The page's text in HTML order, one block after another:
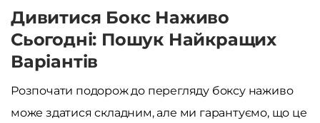
Дивитися Бокс Наживо
Сьогодні: Пошук Найкращих
Варіантів
Розпочати подорож до перегляду боксу наживо
може здатися складним, але ми гарантуємо, що це